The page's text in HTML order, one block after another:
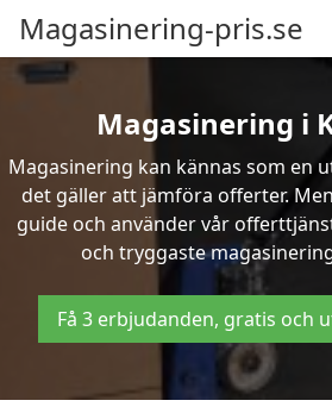
Magasinering-pris.se
Magasinering i
Magasinering kan kännas som en
det gäller att jämföra offerter.
guide och använder vår
och tryggaste
Få 3 erbjudanden, gratis och